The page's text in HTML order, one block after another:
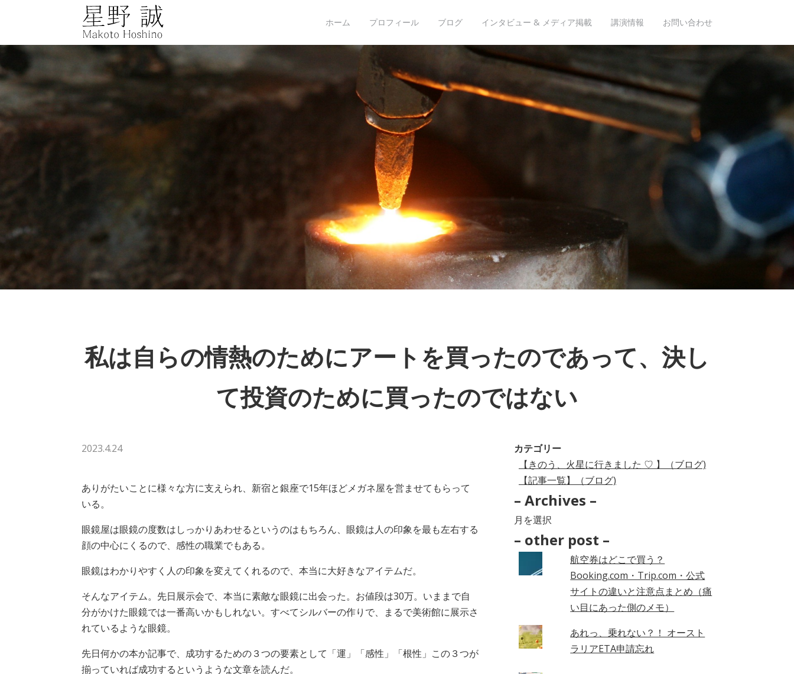
星野誠 makoto hoshino
ホーム プロフィール ブログ インタビュー & メディア掲載 講演情報 お問い合わせ
私は自らの情熱のためにアートを買ったのであって、決し
て投資のために買ったのではない
2023.4.24
ありがたいことに様々な方に支えられ、新宿と銀座で15年ほどメガネ屋を営ませてもらって
いる。
眼鏡屋は眼鏡の度数はしっかりあわせるというのはもちろん、眼鏡は人の印象を最も左右する
顔の中心にくるので、感性の職業でもある。
眼鏡はわかりやすく人の印象を変えてくれるので、本当に大好きなアイテムだ。
そんなアイテム。先日展示会で、本当に素敵な眼鏡に出会った。お値段は30万。いままで自
分がかけた眼鏡では一番高いかもしれない。すべてシルバーの作りで、まるで美術館に展示さ
れているような眼鏡。
先日何かの本か記事で、成功するための３つの要素として「運」「感性」「根性」この３つが
揃っていれば成功するというような文章を読んだ。
カテゴリー
【きのう、火星に行きました ♡ 】（ブログ)
【記事一覧】（ブログ)
– Archives –
–
Archives
– other post –
航空券はどこで買う？
Booking.com・Trip.com・公式
サイトの違いと注意点まとめ（痛
い目にあった側のメモ）
あれっ、乗れない？！ オースト
ラリアETA申請忘れ